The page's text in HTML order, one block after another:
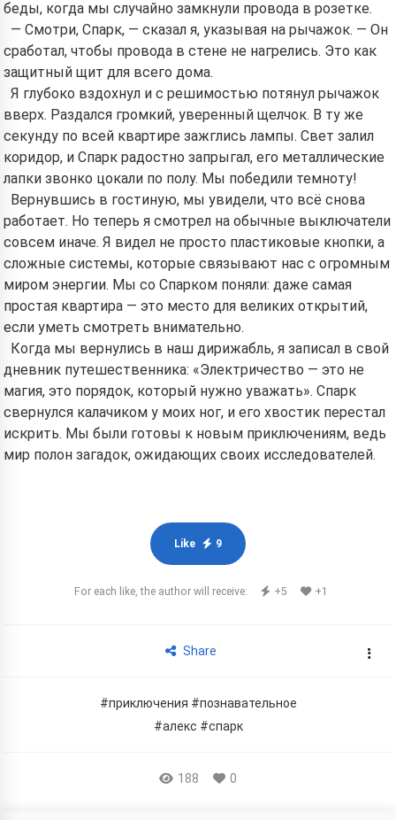
беды, когда мы случайно замкнули провода в розетке.
— Смотри, Спарк, — сказал я, указывая на рычажок. — Он
сработал, чтобы провода в стене не нагрелись. Это как
защитный щит для всего дома.
Я глубоко вздохнул и с решимостью потянул рычажок
вверх. Раздался громкий, уверенный щелчок. В ту же
секунду по всей квартире зажглись лампы. Свет залил
коридор, и Спарк радостно запрыгал, его металлические
лапки звонко цокали по полу. Мы победили темноту!
Вернувшись в гостиную, мы увидели, что всё снова
работает. Но теперь я смотрел на обычные выключатели
совсем иначе. Я видел не просто пластиковые кнопки, а
сложные системы, которые связывают нас с огромным
миром энергии. Мы со Спарком поняли: даже самая
простая квартира — это место для великих открытий,
если уметь смотреть внимательно.
Когда мы вернулись в наш дирижабль, я записал в свой
дневник путешественника: «Электричество — это не
магия, это порядок, который нужно уважать». Спарк
свернулся калачиком у моих ног, и его хвостик перестал
искрить. Мы были готовы к новым приключениям, ведь
мир полон загадок, ожидающих своих исследователей.
Like 9
For each like, the author will receive: +5 +1
Share
#приключения #познавательное
#алекс #спарк
188 0